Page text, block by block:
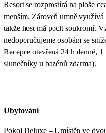
Resort se rozprostírá na ploše
menším. Zároveň umně
takže host má pocit soukromí.
nedoporučujeme osobám se
Recepce otevřená 24 h denně, 1
slunečníky u bazénů zdarma).
Ubytování
Pokoj Deluxe – Umístěn ve